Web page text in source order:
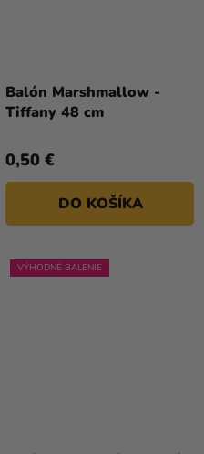
Balón Marshmallow -
Tiffany 48 cm
0,50 €
DO KOŠÍKA
VÝHODNÉ BALENIE